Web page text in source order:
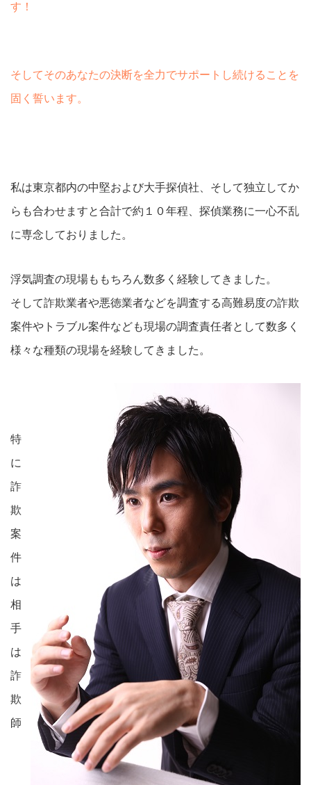
す！
そしてそのあなたの決断を全力でサポートし続けることを
固く誓います。
私は東京都内の中堅および大手探偵社、そして独立してか
らも合わせますと合計で約１０年程、探偵業務に一心不乱
に専念しておりました。
浮気調査の現場ももちろん数多く経験してきました。
そして詐欺業者や悪徳業者などを調査する高難易度の詐欺
案件やトラブル案件なども現場の調査責任者として数多く
様々な種類の現場を経験してきました。
特
に
詐
欺
案
件
は
相
手
は
詐
欺
師